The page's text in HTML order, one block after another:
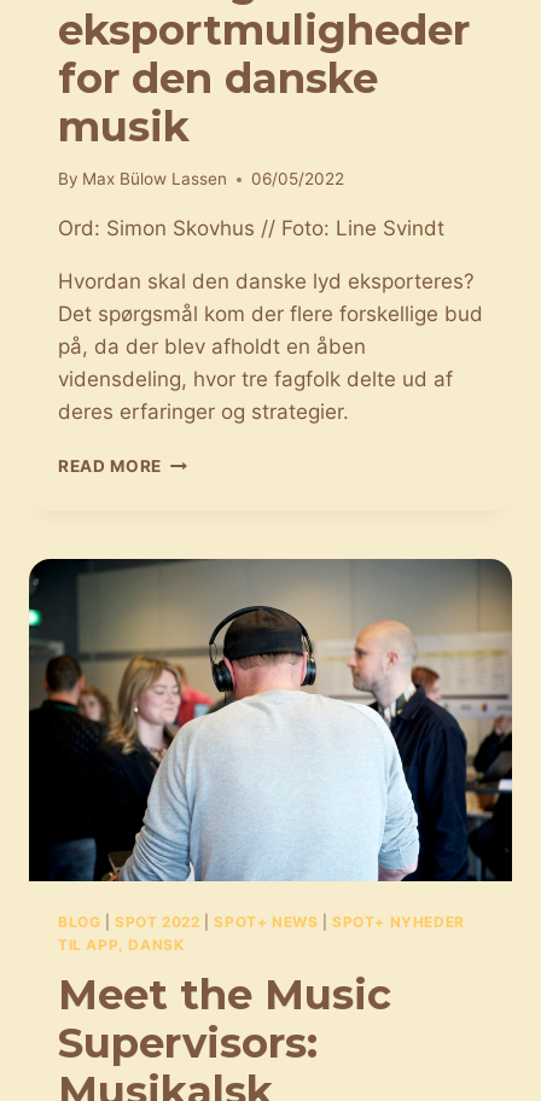
eksportmuligheder
for den danske
musik
By Max Bülow Lassen 06/05/2022
Ord: Simon Skovhus // Foto: Line Svindt
Hvordan skal den danske lyd eksporteres?
Det spørgsmål kom der flere forskellige bud
på, da der blev afholdt en åben
vidensdeling, hvor tre fagfolk delte ud af
deres erfaringer og strategier.
READ MORE DER
EKSPORTMULIGHEDER
DANSKE
MUSIK
BLOG |SPOT 2022 |SPOT+ NEWS |SPOT+ NYHEDER
TIL APP, DANSK
Meet the Music
Supervisors: